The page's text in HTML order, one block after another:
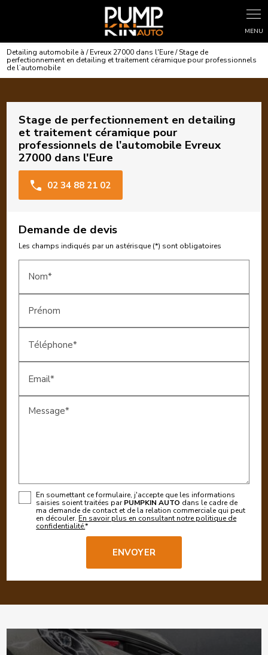
Detailing automobile à / Evreux 27000 dans l'Eure / Stage de
perfectionnement en detailing et traitement céramique pour professionnels
de l’automobile
Stage de perfectionnement en detailing
et traitement céramique pour
professionnels de l’automobile Evreux
27000 dans l'Eure
02 34 88 21 02
Demande de devis
Les champs indiqués par un astérisque (*) sont obligatoires
Nom*
Prénom
Téléphone*
Email*
Message*
En soumettant ce formulaire, j'accepte que les informations
saisies soient traitées parPUMPKIN AUTO dans le cadre de
ma demande de contact et de la relation commerciale qui peut
en découler. En savoir plus en consultant notre politique de
confidentialité.*
Panneau de gestion des cookies